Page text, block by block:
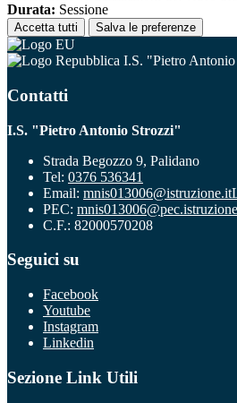
Durata: Sessione
Accetta tutti Salva le preferenze
I.S. "Pietro
Contatti
I.S. "Pietro Antonio Strozzi"
Strada Begozzo 9, Palidano
Tel: 0376 536341
Email: mnis013006@istruzione.it
PEC:
C.F.: 82000570208
Seguici su
Facebook
Youtube
Instagram
Linkedin
Sezione Link Utili